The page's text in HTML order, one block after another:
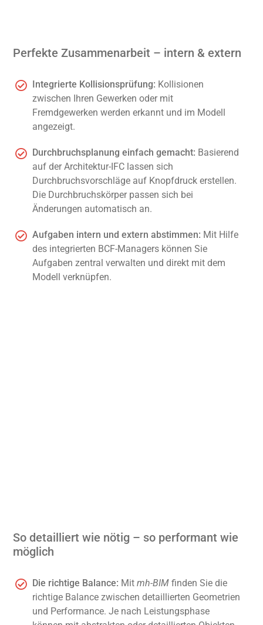
Perfekte Zusammenarbeit – intern & extern
Integrierte Kollisionsprüfung: Kollisionen
zwischen Ihren Gewerken oder mit
Fremdgewerken werden erkannt und im Modell
angezeigt.
Durchbruchsplanung einfach gemacht: Basierend
auf der Architektur-IFC lassen sich
Durchbruchsvorschläge auf Knopfdruck erstellen.
Die Durchbruchskörper passen sich bei
Änderungen automatisch an.
Aufgaben intern und extern abstimmen: Mit Hilfe
des integrierten BCF-Managers können Sie
Aufgaben zentral verwalten und direkt mit dem
Modell verknüpfen.
So detailliert wie nötig – so performant wie
möglich
Die richtige Balance: Mitmh-BIM finden Sie die
richtige Balance zwischen detaillierten Geometrien
und Performance. Je nach Leistungsphase